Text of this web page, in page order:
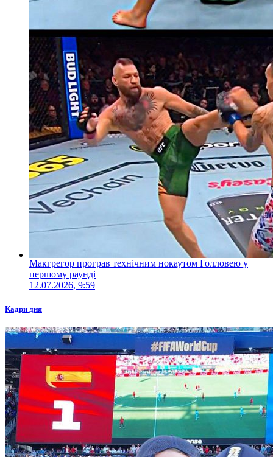
Макгрегор програв технічним нокаутом Голловею у
першому раунді
12.07.2026, 9:59
Кадри дня